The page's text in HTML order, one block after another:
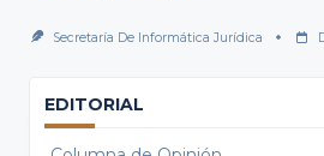
Secretaría De Informática Jurídica
EDITORIAL